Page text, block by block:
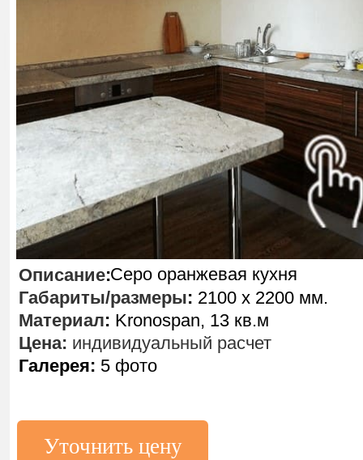
Уточнить цену
Серо оранжевая кухня
Описание:
Габариты/размеры: 2100 х 2200 мм.
Материал: Kronospan, 13 кв.м
Цена: индивидуальный расчет
Галерея: 5 фото